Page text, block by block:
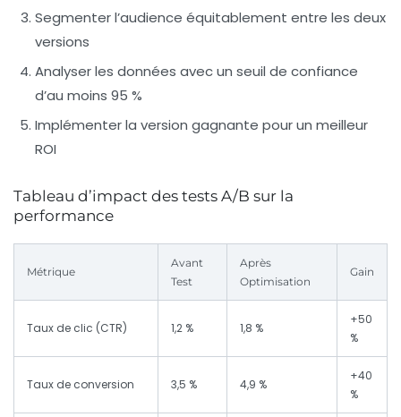
Segmenter l’audience équitablement entre les deux
versions
Analyser les données avec un seuil de confiance
d’au moins 95 %
Implémenter la version gagnante pour un meilleur
ROI
Tableau d’impact des tests A/B sur la
performance
Métrique
Avant
Test
Après
Optimisation
Gain
Taux de clic (CTR) 1,2 % 1,8 %
+50
%
Taux de conversion 3,5 % 4,9 %
+40
%